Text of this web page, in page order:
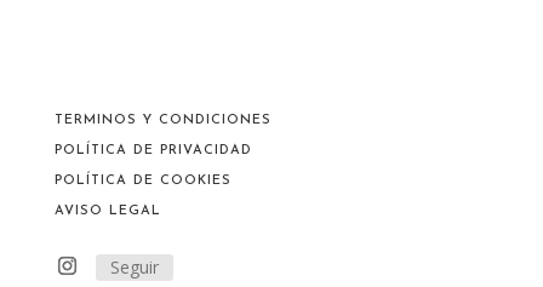
TERMINOS Y CONDICIONES
POLÍTICA DE PRIVACIDAD
POLÍTICA DE COOKIES
AVISO LEGAL
Seguir